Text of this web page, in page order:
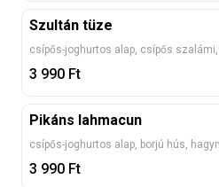
Szultán tüze
3 990 Ft
Pikáns lahmacun
3 990 Ft